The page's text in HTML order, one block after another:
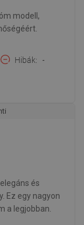
modell,
Hibák -
és
Ez egy nagyon
a legjobban.